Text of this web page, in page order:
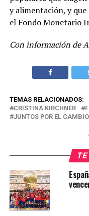
y alimentación, y
el Fondo Monetario
Con información de
TEMAS RELACIONADOS:
CRISTINA KIRCHNER
JUNTOS POR EL CAMBIO